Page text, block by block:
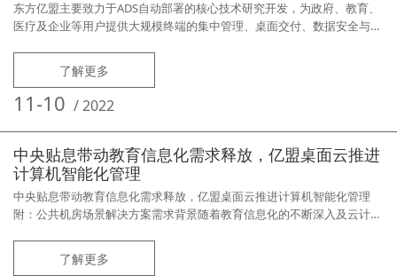
东方亿盟主要致力于ADS自动部署的核心技术研究开发，为政府、教育、
医疗及企业等用户提供大规模终端的集中管理、桌面交付、数据安全与运
关村及国家级双高新的技术企业。公司具有ADS领域内顶尖的科技研发团
队，核心研发人员在ADS领域拥有20年以上的开发经验，具备雄厚的技术
实力和丰富的行业相关知识，在ADS领域拥有近百项自主知识产权。东方
亿盟A
了解更多
11-10 /2022
中央贴息带动教育信息化需求释放，亿盟桌面云推进
计算机智能化管理
中央贴息带动教育信息化需求释放，亿盟桌面云推进计算机智能化管理
附：公共机房场景解决方案需求背景随着教育信息化的不断深入及云计算
算机实验室作为校园云最重要的部分，在一所学校中可能拥有几十个机
房、数百间多媒体教室和阶梯教室，计算机数量达到上千台，且基本分布
了解更多